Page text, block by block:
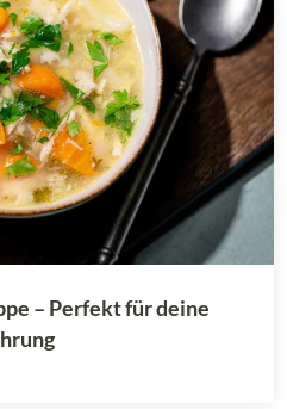
– Perfekt für deine